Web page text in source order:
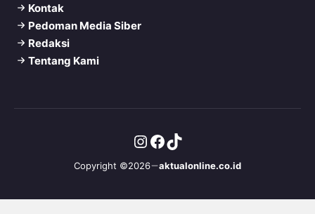
Kontak
Pedoman Media Siber
Redaksi
Tentang Kami
Copyright ©2026 aktualonline.co.id
Instagram
Facebook
TikTok